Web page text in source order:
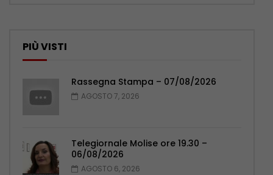
PIÙ VISTI
Rassegna Stampa – 07/08/2026
AGOSTO 7, 2026
Telegiornale Molise ore 19.30 –
06/08/2026
AGOSTO 6, 2026